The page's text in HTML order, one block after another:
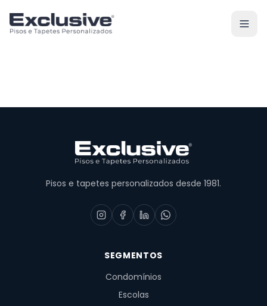
Pisos e tapetes personalizados desde 1981.
SEGMENTOS
Condomínios
Escolas